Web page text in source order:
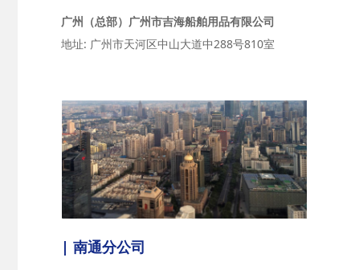
广州（总部）广州市吉海船舶用品有限公司
地址: 广州市天河区中山大道中288号810室
| 南通分公司